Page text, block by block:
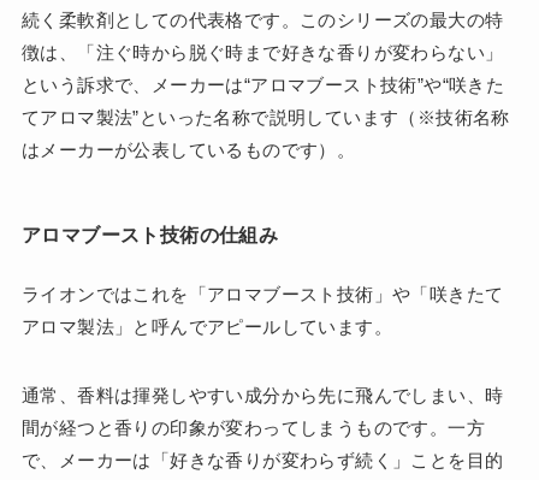
続く柔軟剤としての代表格です。このシリーズの最大の特
徴は、「注ぐ時から脱ぐ時まで好きな香りが変わらない」
という訴求で、メーカーは“アロマブースト技術”や“咲きた
てアロマ製法”といった名称で説明しています（※技術名称
はメーカーが公表しているものです）。
アロマブースト技術の仕組み
ライオンではこれを「アロマブースト技術」や「咲きたて
アロマ製法」と呼んでアピールしています。
通常、香料は揮発しやすい成分から先に飛んでしまい、時
間が経つと香りの印象が変わってしまうものです。一方
で、メーカーは「好きな香りが変わらず続く」ことを目的